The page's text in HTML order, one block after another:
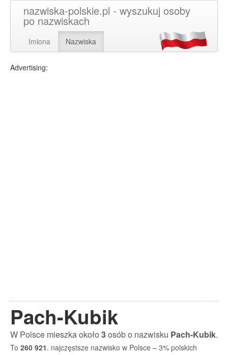
nazwiska-polskie.pl - wyszukuj osoby
po nazwiskach
Imiona Nazwiska
Advertising:
Pach-Kubik
W Polsce mieszka około3osób o nazwisku Pach-Kubik.
To 260 921. najczęstsze nazwisko w Polsce – 3% polskich